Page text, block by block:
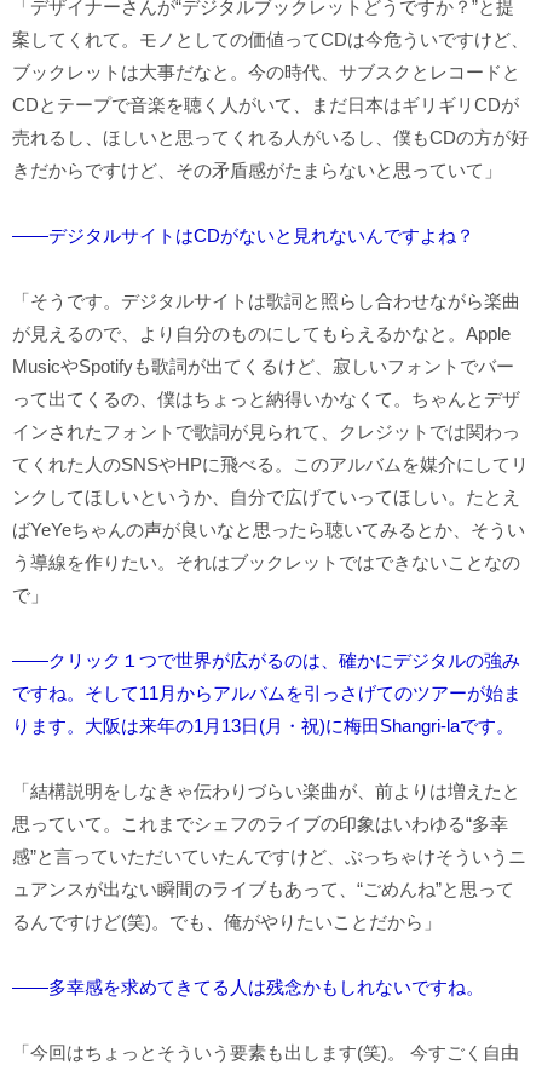
「デザイナーさんが“デジタルブックレットどうですか？”と提
案してくれて。モノとしての価値ってCDは今危ういですけど、
ブックレットは大事だなと。今の時代、サブスクとレコードと
CDとテープで音楽を聴く人がいて、まだ日本はギリギリCDが
売れるし、ほしいと思ってくれる人がいるし、僕もCDの方が好
きだからですけど、その矛盾感がたまらないと思っていて」
――デジタルサイトはCDがないと見れないんですよね？
「そうです。デジタルサイトは歌詞と照らし合わせながら楽曲
が見えるので、より自分のものにしてもらえるかなと。Apple
MusicやSpotifyも歌詞が出てくるけど、寂しいフォントでバー
って出てくるの、僕はちょっと納得いかなくて。ちゃんとデザ
インされたフォントで歌詞が見られて、クレジットでは関わっ
てくれた人のSNSやHPに飛べる。このアルバムを媒介にしてリ
ンクしてほしいというか、自分で広げていってほしい。たとえ
ばYeYeちゃんの声が良いなと思ったら聴いてみるとか、そうい
う導線を作りたい。それはブックレットではできないことなの
で」
――クリック１つで世界が広がるのは、確かにデジタルの強み
ですね。そして11月からアルバムを引っさげてのツアーが始ま
ります。大阪は来年の1月13日(月・祝)に梅田Shangri-laです。
「結構説明をしなきゃ伝わりづらい楽曲が、前よりは増えたと
思っていて。これまでシェフのライブの印象はいわゆる“多幸
感”と言っていただいていたんですけど、ぶっちゃけそういうニ
ュアンスが出ない瞬間のライブもあって、“ごめんね”と思って
るんですけど(笑)。でも、俺がやりたいことだから」
――多幸感を求めてきてる人は残念かもしれないですね。
「今回はちょっとそういう要素も出します(笑)。 今すごく自由